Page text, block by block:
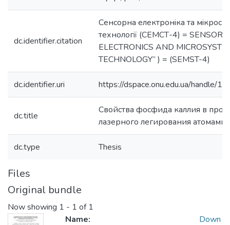
dc.identifier.citation
Сенсорна електронiка та
технологiї (СЕМСТ-4) = SENSORS
ELECTRONICS AND
TECHNOLOGY” ) = (SEMST-4)
dc.identifier.uri https://dspace.onu.edu.ua/handle/
dc.title
Свойства фосфида каллия в
лазерного легирования атомами
dc.type Thesis
Files
Original bundle
Now showing 1 - 1 of 1
Name:
Down